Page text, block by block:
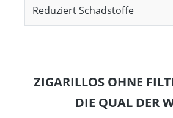
Reduziert Schadstoffe
ZIGARILLOS OHNE
DIE QUAL DER